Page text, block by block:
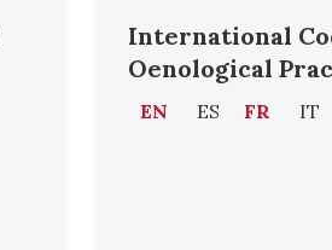
International
Oenological
EN ES FR IT